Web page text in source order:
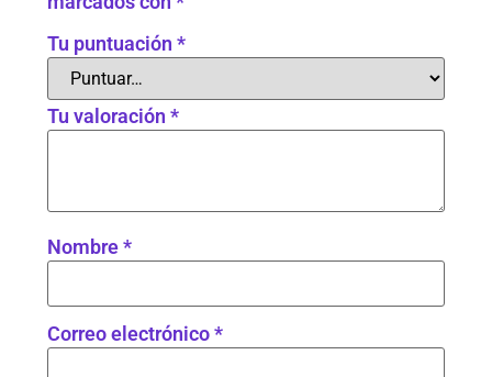
Tu puntuación*
Tu valoración*
Nombre*
Correo electrónico*